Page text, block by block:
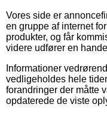
Vores side er
en gruppe af internet
produkter, og får
videre udfører en
Informationer
vedligeholdes hele
forandringer der måtte
opdaterede de viste